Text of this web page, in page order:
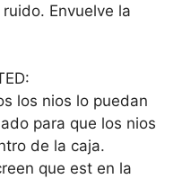
Envuelve la
los nios lo puedan
para que los nios
de la caja.
que est en la